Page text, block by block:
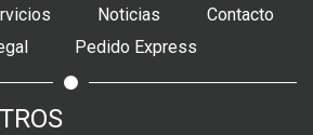
Noticias
Contacto
Pedido Express